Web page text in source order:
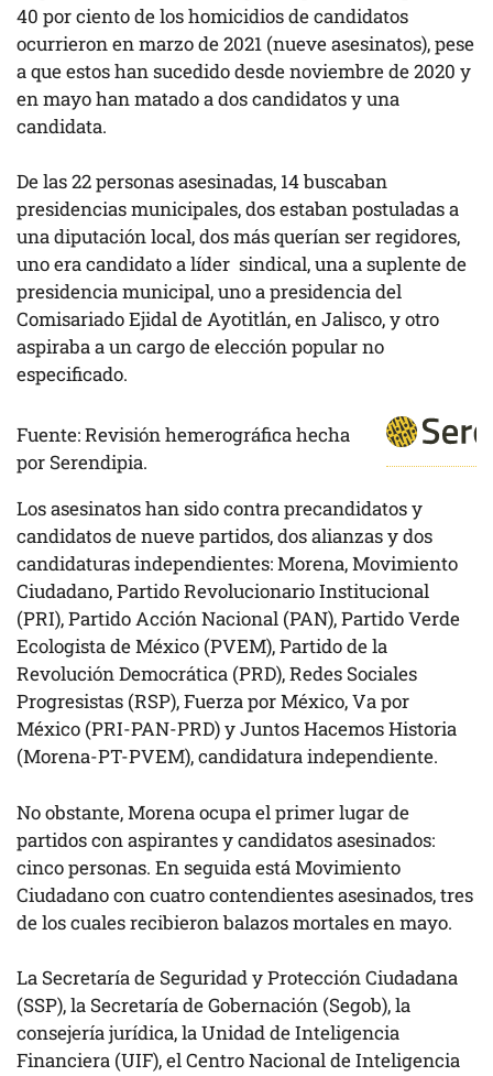
40 por ciento de los homicidios de candidatos
ocurrieron en marzo de 2021 (nueve asesinatos), pese
a que estos han sucedido desde noviembre de 2020 y
en mayo han matado a dos candidatos y una
candidata.
De las 22 personas asesinadas, 14 buscaban
presidencias municipales, dos estaban postuladas a
una diputación local, dos más querían ser regidores,
uno era candidato a líder sindical, una a suplente de
presidencia municipal, uno a presidencia del
Comisariado Ejidal de Ayotitlán, en Jalisco, y otro
aspiraba a un cargo de elección popular no
especificado.
Fuente: Revisión hemerográfica hecha
por Serendipia.
Los asesinatos han sido contra precandidatos y
candidatos de nueve partidos, dos alianzas y dos
candidaturas independientes: Morena, Movimiento
Ciudadano, Partido Revolucionario Institucional
(PRI), Partido Acción Nacional (PAN), Partido Verde
Ecologista de México (PVEM), Partido de la
Revolución Democrática (PRD), Redes Sociales
Progresistas (RSP), Fuerza por México, Va por
México (PRI-PAN-PRD) y Juntos Hacemos Historia
(Morena-PT-PVEM), candidatura independiente.
No obstante, Morena ocupa el primer lugar de
partidos con aspirantes y candidatos asesinados:
cinco personas. En seguida está Movimiento
Ciudadano con cuatro contendientes asesinados, tres
de los cuales recibieron balazos mortales en mayo.
La Secretaría de Seguridad y Protección Ciudadana
(SSP), la Secretaría de Gobernación (Segob), la
consejería jurídica, la Unidad de Inteligencia
Financiera (UIF), el Centro Nacional de Inteligencia